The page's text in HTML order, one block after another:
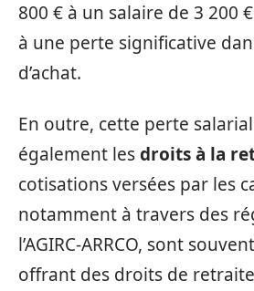
800 € à un salaire de 3 200
à une perte significative
d’achat.
En outre, cette perte
également lesdroits à la
cotisations versées par les
notamment à travers des
l’AGIRC-ARRCO, sont
offrant des droits de